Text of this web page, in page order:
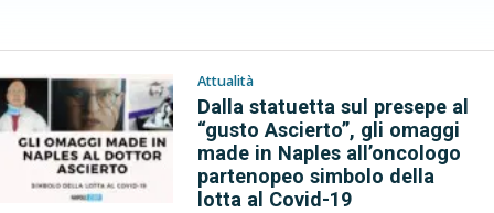
Attualità
Dalla statuetta sul presepe al
“gusto Ascierto”, gli omaggi
made in Naples all’oncologo
partenopeo simbolo della
lotta al Covid-19